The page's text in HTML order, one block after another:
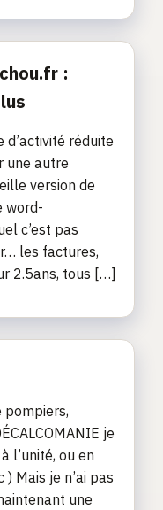
:
d’activité réduite
une autre
version de
word-
c’est pas
les factures,
2.5ans, tous […]
pompiers,
je
l’unité, ou en
Mais je n’ai pas
une